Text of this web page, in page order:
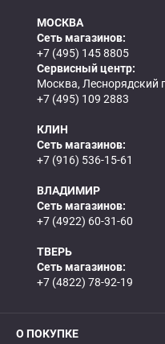
МОСКВА
Сеть магазинов:
+7 (495) 145 8805
Сервисный центр:
Москва, Леснорядский
+7 (495) 109 2883
КЛИН
Сеть магазинов:
+7 (916) 536-15-61
ВЛАДИМИР
Сеть магазинов:
+7 (4922) 60-31-60
ТВЕРЬ
Сеть магазинов:
+7 (4822) 78-92-19
О ПОКУПКЕ